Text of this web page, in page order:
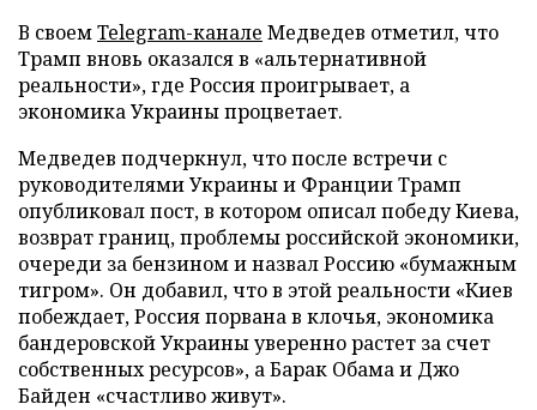
В своемTelegram-канале Медведев отметил, что
Трамп вновь оказался в «альтернативной
реальности», где Россия проигрывает, а
экономика Украины процветает.
Медведев подчеркнул, что после встречи с
руководителями Украины и Франции Трамп
опубликовал пост, в котором описал победу Киева,
возврат границ, проблемы российской экономики,
очереди за бензином и назвал Россию «бумажным
тигром». Он добавил, что в этой реальности «Киев
побеждает, Россия порвана в клочья, экономика
бандеровской Украины уверенно растет за счет
собственных ресурсов», а Барак Обама и Джо
Байден «счастливо живут».